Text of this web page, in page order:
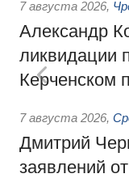
7 августа 2026,
Александр
ликвидации
Керченском
7 августа 2026,
Дмитрий
заявлений